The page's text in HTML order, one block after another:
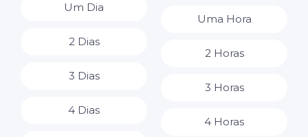
Um Dia
2 Dias
3 Dias
4 Dias
Uma Hora
2 Horas
3 Horas
4 Horas